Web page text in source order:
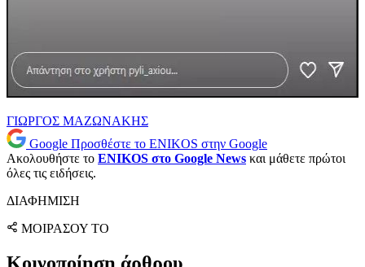
ΓΙΩΡΓΟΣ ΜΑΖΩΝΑΚΗΣ
Google Προσθέστε το ENIKOS στην Google
Ακολουθήστε το ENIKOS στο Google News και μάθετε πρώτοι
όλες τις ειδήσεις.
ΔΙΑΦΗΜΙΣΗ
ΜΟΙΡΑΣΟΥ ΤΟ